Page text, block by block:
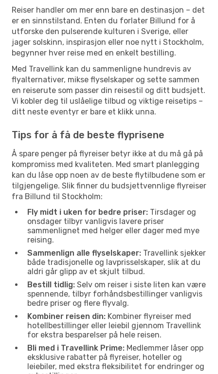
Reiser handler om mer enn bare en destinasjon – det
er en sinnstilstand. Enten du forlater Billund for å
utforske den pulserende kulturen i Sverige, eller
jager solskinn, inspirasjon eller noe nytt i Stockholm,
begynner hver reise med en enkelt bestilling.
Med Travellink kan du sammenligne hundrevis av
flyalternativer, mikse flyselskaper og sette sammen
en reiserute som passer din reisestil og ditt budsjett.
Vi kobler deg til uslåelige tilbud og viktige reisetips –
ditt neste eventyr er bare et klikk unna.
Tips for å få de beste flyprisene
Å spare penger på flyreiser betyr ikke at du må gå på
kompromiss med kvaliteten. Med smart planlegging
kan du låse opp noen av de beste flytilbudene som er
tilgjengelige. Slik finner du budsjettvennlige flyreiser
fra Billund til Stockholm:
Fly midt i uken for bedre priser: Tirsdager og
onsdager tilbyr vanligvis lavere priser
sammenlignet med helger eller dager med mye
reising.
Sammenlign alle flyselskaper: Travellink sjekker
både tradisjonelle og lavprisselskaper, slik at du
aldri går glipp av et skjult tilbud.
Bestill tidlig: Selv om reiser i siste liten kan være
spennende, tilbyr forhåndsbestillinger vanligvis
bedre priser og flere flyvalg.
Kombiner reisen din: Kombiner flyreiser med
hotellbestillinger eller leiebil gjennom Travellink
for ekstra besparelser på hele reisen.
Bli med i Travellink Prime: Medlemmer låser opp
eksklusive rabatter på flyreiser, hoteller og
leiebiler, med ekstra fleksibilitet for endringer og